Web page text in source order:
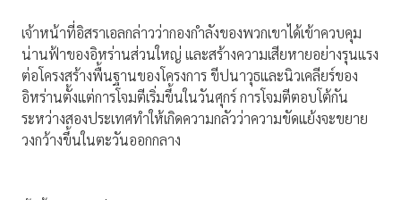
เจ้าหน้าที่อิสราเอลกล่าวว่ากองกำลังของพวกเขาได้เข้าควบคุม
น่านฟ้าของอิหร่านส่วนใหญ่ และสร้างความเสียหายอย่างรุนแรง
ต่อโครงสร้างพื้นฐานของโครงการ ขีปนาวุธและนิวเคลียร์ของ
อิหร่านตั้งแต่การโจมตีเริ่มขึ้นในวันศุกร์ การโจมตีตอบโต้กัน
ระหว่างสองประเทศทำให้เกิดความกลัวว่าความขัดแย้งจะขยาย
วงกว้างขึ้นในตะวันออกกลาง